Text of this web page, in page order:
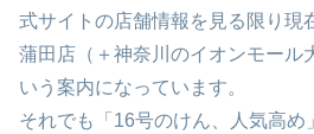
式サイトの店舗情報を見る限り現
蒲田店（＋神奈川のイオンモール
いう案内になっています。
それでも「16号のけん、人気高め